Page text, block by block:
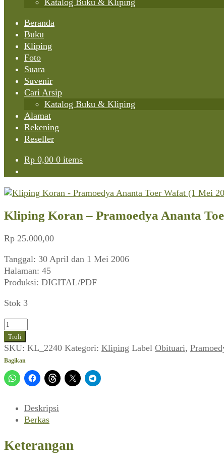
Katalog Buku & Kliping
Beranda
Buku
Kliping
Foto
Suara
Suvenir
Cari Arsip
Katalog Buku & Kliping
Alamat
Rekening
Reseller
Rp 0,00 0 items
Kliping Koran – Pramoedya Ananta
Rp 25.000,00
Tanggal: 30 April dan 1 Mei 2006
Halaman: 45
Produksi: DIGITAL/PDF
Stok 3
Kuantitas
Kliping
Koran
-
Pramoedya
Ananta
Wafat
2006)
#HaulPram
Troli
SKU: KL_2240 Kategori: Kliping Label Obituari,
Bagikan
Deskripsi
Berkas
Keterangan